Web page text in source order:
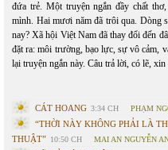
đứa trẻ. Một truyện ngắn đầy chất
mình. Hai mươi năm đã trôi qua. Dòng
nay? Xã hội Việt Nam đã thay đổi đến
đặt ra: môi trường, bạo lực, sự vô cảm,
lại truyện ngắn này. Câu trả lời, có lẽ,
CÁT HOANG 3:34 CH PHẠM
“THỜI NÀY KHÔNG PHẢI LÀ
THUẬT” 10:50 CH MAI AN NGUYỄN